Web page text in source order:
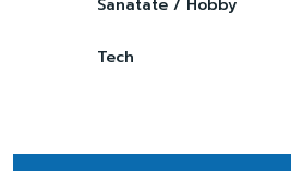
Sanatate / Hobby
Tech